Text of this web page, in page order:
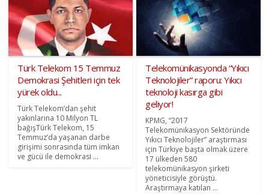
Türk Telekom 15 Temmuz
Demokrasi Şehitleri için tek
yürek oldu...
Türk Telekom’dan şehit
yakınlarına 10 Milyon TL
bağışTürk Telekom, 15
Temmuz’da yaşanan darbe
girişimi sonrasında tüm imkan
ve gücü ile demokrasi ...
Telekomünikasyonda “Yıkıcı
Teknolojiler” raporu: Yıkıcı
teknoloji kasırga gibi
geliyor!
KPMG, “2017
Telekomünikasyon Sektöründe
Yıkıcı Teknolojiler” araştırması
için Türkiye başta olmak üzere
17 ülkeden 580
telekomünikasyon şirketi
yöneticisiyle görüştü.
Araştırmaya katılan ...